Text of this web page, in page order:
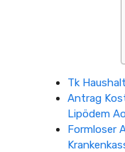
Tk
Antrag
Lipödem
Formloser